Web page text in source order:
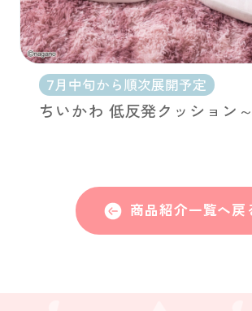
7月中旬から順次展開予定
ちいかわ 低反発クッション
商品紹介一覧へ戻